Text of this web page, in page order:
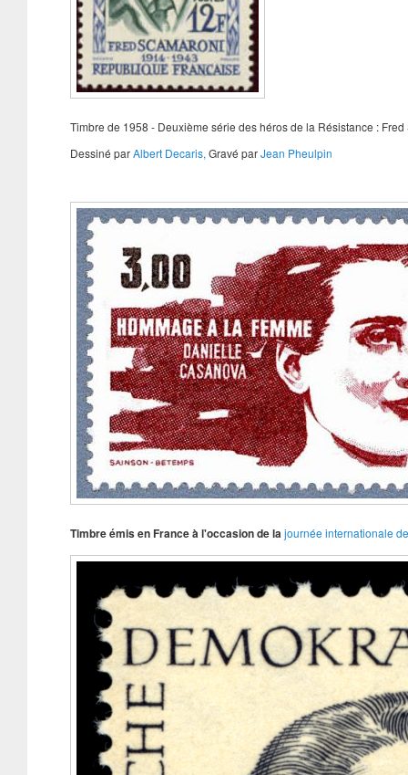
Timbre de 1958 - Deuxième série des héros de la Résistance :
Dessiné parAlbert Decaris, Gravé parJean Pheulpin
Timbre émis en France à l'occasion de lajournée internationale